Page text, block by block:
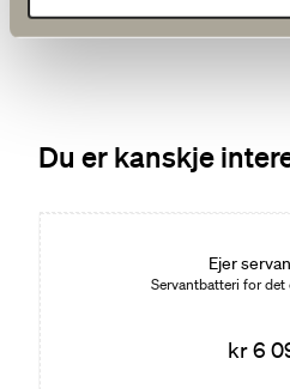
Du er kanskje
Ejer
Servantbatteri for det
kr 6